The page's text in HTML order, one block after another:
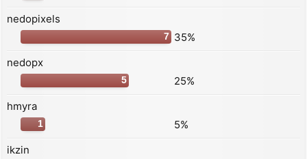
nedopixels
7 35%
nedopx
5
25%
hmyra
1
5%
ikzin